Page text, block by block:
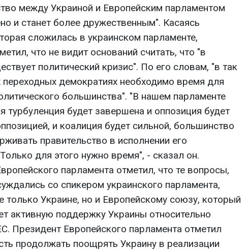
между Украиной и Европейским парламентом
и станет более дружественным". Касаясь
сложилась в украинском парламенте,
что не видит оснований считать, что "в
политический кризис". По его словам, "в так
демократиях необходимо время для
большинства". "В нашем парламенте
турбуленция будет завершена и оппозиция будет
и коалиция будет сильной, большинство
правительство в исполнении его
для этого нужно время", - сказал он.
парламента отметил, что те вопросы,
со спикером украинского парламента,
только Украине, но и Европейскому союзу, который
активную поддержку Украины относительно
Президент Европейского парламента отметил
продолжать поощрять Украину в реализации